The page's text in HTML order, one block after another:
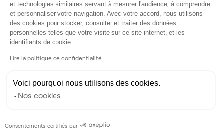
Bureau privé• 3ème étage
19
Bureau privé • 3ème étage
7 138 €
et technologies similaires servant à mesurer l'audience, à comprendre
et personnaliser votre navigation. Avec votre accord, nous utilisons
des cookies pour stocker, consulter et traiter des données
personnelles telles que votre visite sur ce site internet, et les
identifiants de cookie.
Lire la politique de confidentialité
Voici pourquoi nous utilisons des cookies.
Nos cookies
Consentements certifiés par